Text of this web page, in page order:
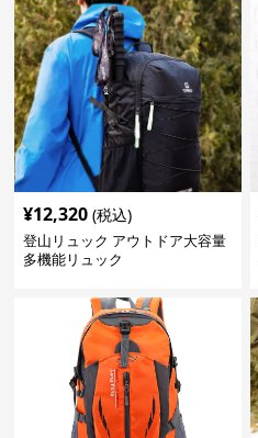
¥12,320 (税込)
登山リュック アウトドア大容量
多機能リュック